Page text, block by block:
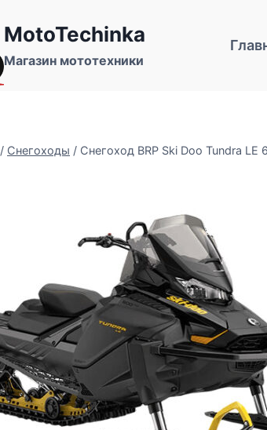
MotoTechinka
Магазин мототехники
/ Снегоходы / Снегоход BRP Ski Doo Tundra LE